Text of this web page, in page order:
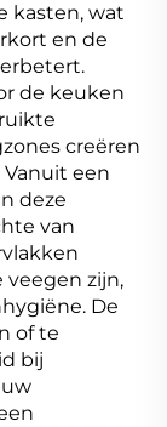
kasten, wat
en de
de keuken
creëren
een
deze
van
veegen zijn,
De
of te
bij